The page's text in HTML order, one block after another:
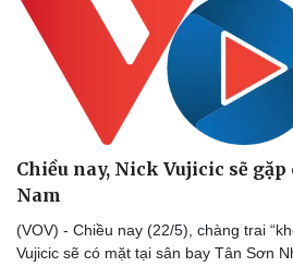
Sản phụ khoa
Nhi khoa
Nam khoa
Làm đẹp - giảm cân
Phòng mạch online
Ăn sạch sống khỏe
Chiều nay, Nick Vujicic sẽ gặp
Nam
(VOV) - Chiều nay (22/5), chàng trai
Vujicic sẽ có mặt tại sân bay Tân Sơn